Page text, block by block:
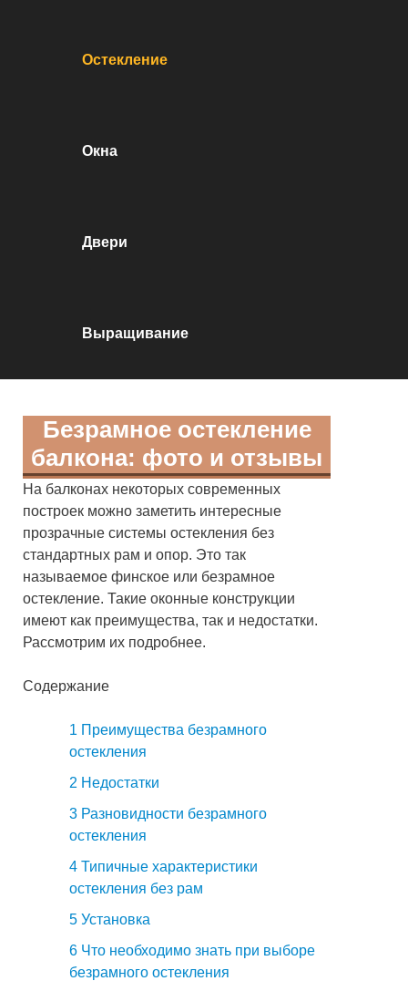
Остекление
Окна
Двери
Выращивание
Безрамное остекление
балкона: фото и отзывы
На балконах некоторых современных
построек можно заметить интересные
прозрачные системы остекления без
стандартных рам и опор. Это так
называемое финское или безрамное
остекление. Такие оконные конструкции
имеют как преимущества, так и недостатки.
Рассмотрим их подробнее.
Содержание
1 Преимущества безрамного
остекления
2 Недостатки
3 Разновидности безрамного
остекления
4 Типичные характеристики
остекления без рам
5 Установка
6 Что необходимо знать при выборе
безрамного остекления